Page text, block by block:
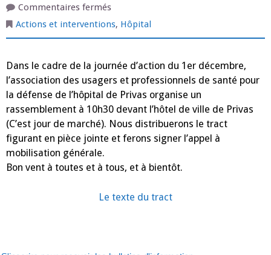
Commentaires ferméssur
–
Action
du
Actions et interventions, Hôpital
Dans le cadre de la journée d’action du 1er décembre,
l’association des usagers et professionnels de santé pour
la défense de l’hôpital de Privas organise un
rassemblement à 10h30 devant l’hôtel de ville de Privas
(C’est jour de marché). Nous distribuerons le tract
figurant en pièce jointe et ferons signer l’appel à
mobilisation générale.
Bon vent à toutes et à tous, et à bientôt.
Le texte du tract